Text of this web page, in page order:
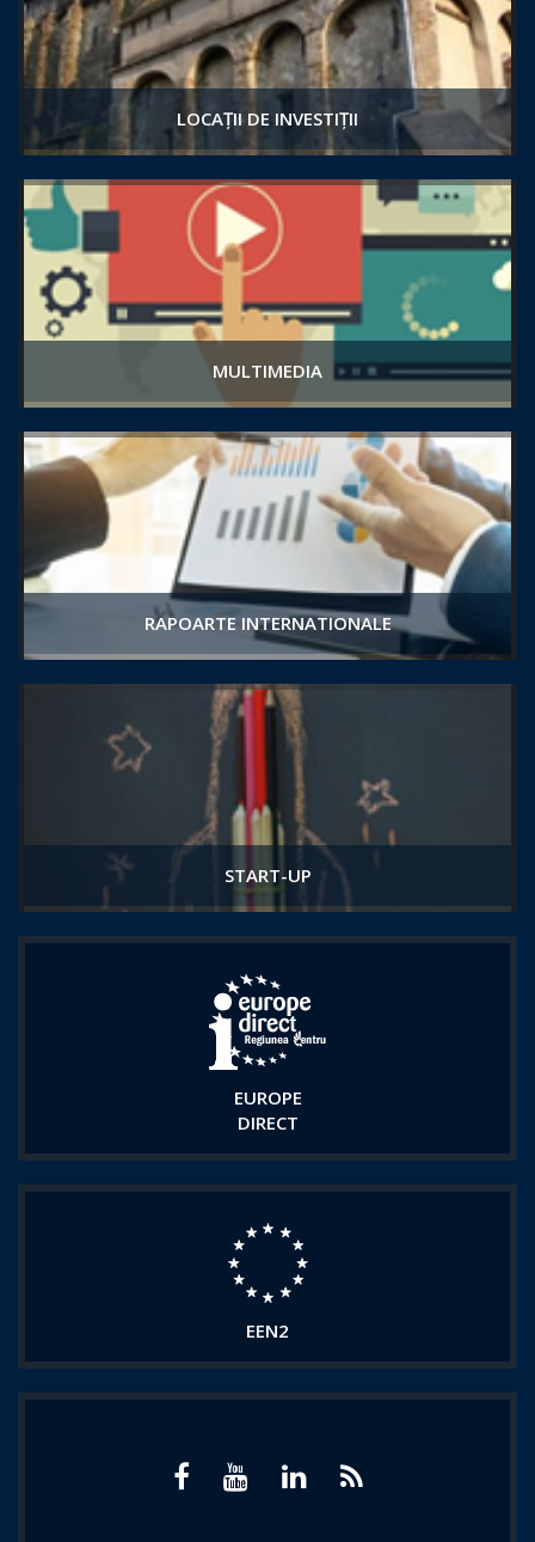
LOCAȚII DE INVESTIȚII
MULTIMEDIA
RAPOARTE INTERNATIONALE
START-UP
EUROPE
DIRECT
EEN2